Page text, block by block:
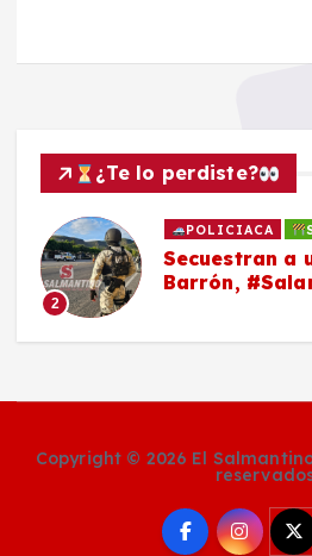
¿Te lo perdiste?
2
POLICIACA
Secuestran a
Barrón,
Copyright © 2026 El